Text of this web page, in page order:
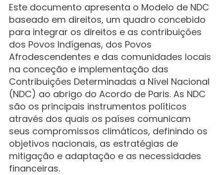
Este documento apresenta o Modelo de NDC
baseado em direitos, um quadro concebido
para integrar os direitos e as contribuições
dos Povos Indígenas, dos Povos
Afrodescendentes e das comunidades locais
na conceção e implementação das
Contribuições Determinadas a Nível Nacional
(NDC) ao abrigo do Acordo de Paris. As NDC
são os principais instrumentos políticos
através dos quais os países comunicam
seus compromissos climáticos, definindo os
objetivos nacionais, as estratégias de
mitigação e adaptação e as necessidades
financeiras.